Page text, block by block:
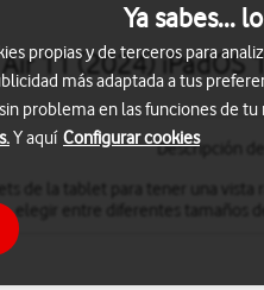
11 (2024) iPadOS
Descripción
elegir entre diferentes tamaños
Ya sabes...
propias y de terceros para
más adaptada a tus
problema en las funciones de
Y aquí Configurar cookies